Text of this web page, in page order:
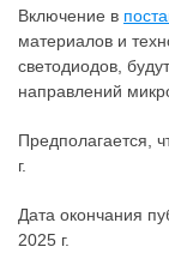
Включение в
материалов и
светодиодов,
направлений
Предполагается,
г.
Дата окончания
2025 г.